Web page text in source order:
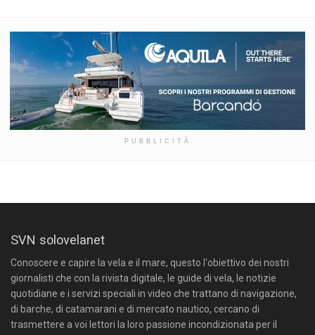
PUBBLICITÀ
SVN solovelanet
Conoscere e capire la vela e il mare, questo l'obiettivo dei nostri
giornalisti che con la rivista digitale, le guide di vela, le notizie
quotidiane e i servizi speciali in video che trattano di navigazione,
di barche, di catamarani e di mercato nautico, cercano di
trasmettere a voi lettori la loro passione incondizionata per il